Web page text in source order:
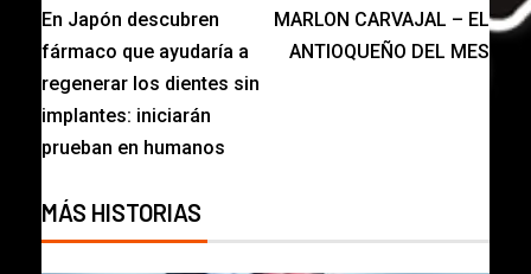
En Japón descubren
fármaco que ayudaría a
regenerar los dientes sin
implantes: iniciarán
prueban en humanos
MARLON CARVAJAL – EL
ANTIOQUEÑO DEL MES
MÁS HISTORIAS